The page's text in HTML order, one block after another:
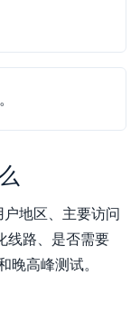
地区、主要访问
线路、是否需要
高峰测试。